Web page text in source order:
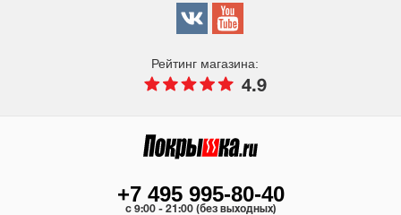
Рейтинг магазина:
4.9
+7 495 995-80-40
c 9:00 - 21:00 (без выходных)